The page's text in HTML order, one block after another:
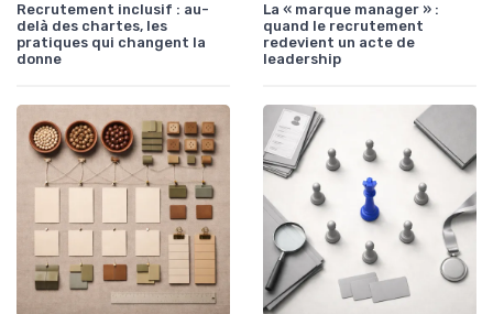
Recrutement inclusif : au-
delà des chartes, les
pratiques qui changent la
donne
La « marque manager » :
quand le recrutement
redevient un acte de
leadership